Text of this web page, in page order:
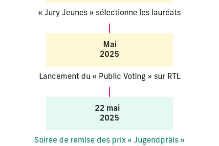
« Jury Jeunes » sélectionne les lauréats
Mai
2025
Lancement du « Public Voting » sur RTL
22 mai
2025
Soirée de remise des prix « Jugendpräis »